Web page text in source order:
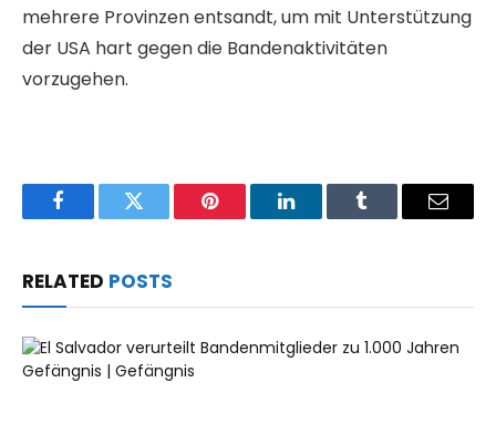
mehrere Provinzen entsandt, um mit Unterstützung
der USA hart gegen die Bandenaktivitäten
vorzugehen.
FacebookTwitter Pinterest LinkedInTumblr Email
RELATED POSTS